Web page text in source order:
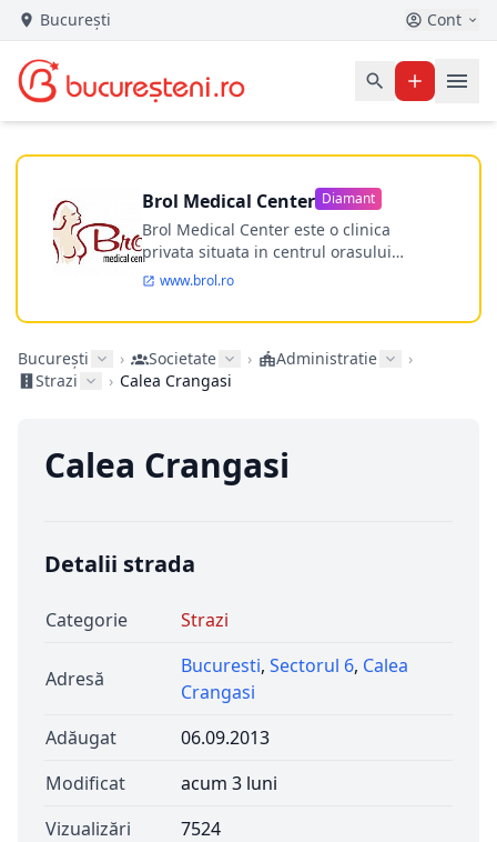
București Cont
Brol Medical Center Diamant
Brol Medical Center este o clinica
privata situata in centrul orasului
Timisoara avand o experienta de
Incepand din anul 2009 clinica isi
ultramodern.
www.brol.ro
București › Societate › Administratie
›
Strazi
› Calea Crangasi
Calea Crangasi
Detalii strada
Categorie Strazi
Adresă
Bucuresti, Sectorul 6, Calea
Crangasi
Adăugat
06.09.2013
Modificat
acum 3 luni
Vizualizări
7524